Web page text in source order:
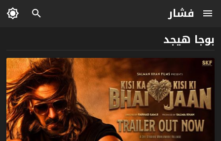
فشار
بوجا هيجد